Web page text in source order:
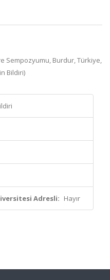
Sempozyumu, Burdur, Türkiye,
Bildiri)
Adresli: Hayır